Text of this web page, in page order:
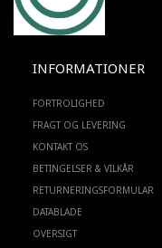
INFORMATIONER
FORTROLIGHED
FRAGT OG LEVERING
KONTAKT OS
BETINGELSER & VILKÅR
RETURNERINGSFORMULAR
DATABLADE
OVERSIGT